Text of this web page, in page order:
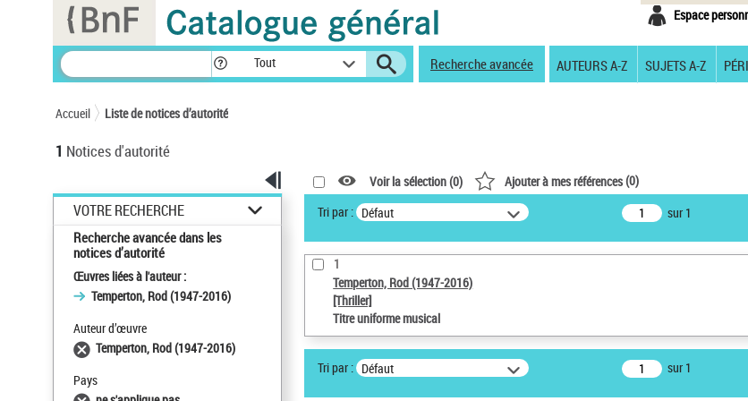
Espace
Tout Recherche avancée AUTEURS A-Z SUJETS A-Z
Accueil Liste de notices d’autorité
1 Notices d'autorité
VOTRE RECHERCHE
Recherche avancée dans les
notices d’autorité
Œuvres liées à l'auteur :
Temperton, Rod (1947-2016)
Auteur d’œuvre
Temperton, Rod (1947-2016)
Pays
Voir la sélection (0) Ajouter à mes références(0)
Tri par : Défaut sur 1
1
Temperton, Rod (1947-2016)
[Thriller]
Titre uniforme musical
Tri par : Défaut sur 1
Panneau de gestion des cookies